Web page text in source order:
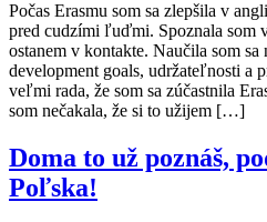
Počas Erasmu som sa zlepšila v
pred cudzími ľuďmi. Spoznala som
ostanem v kontakte. Naučila som sa
development goals, udržateľnosti a
veľmi rada, že som sa zúčastnila
som nečakala, že si to užijem […]
Doma to už poznáš,
Poľska!